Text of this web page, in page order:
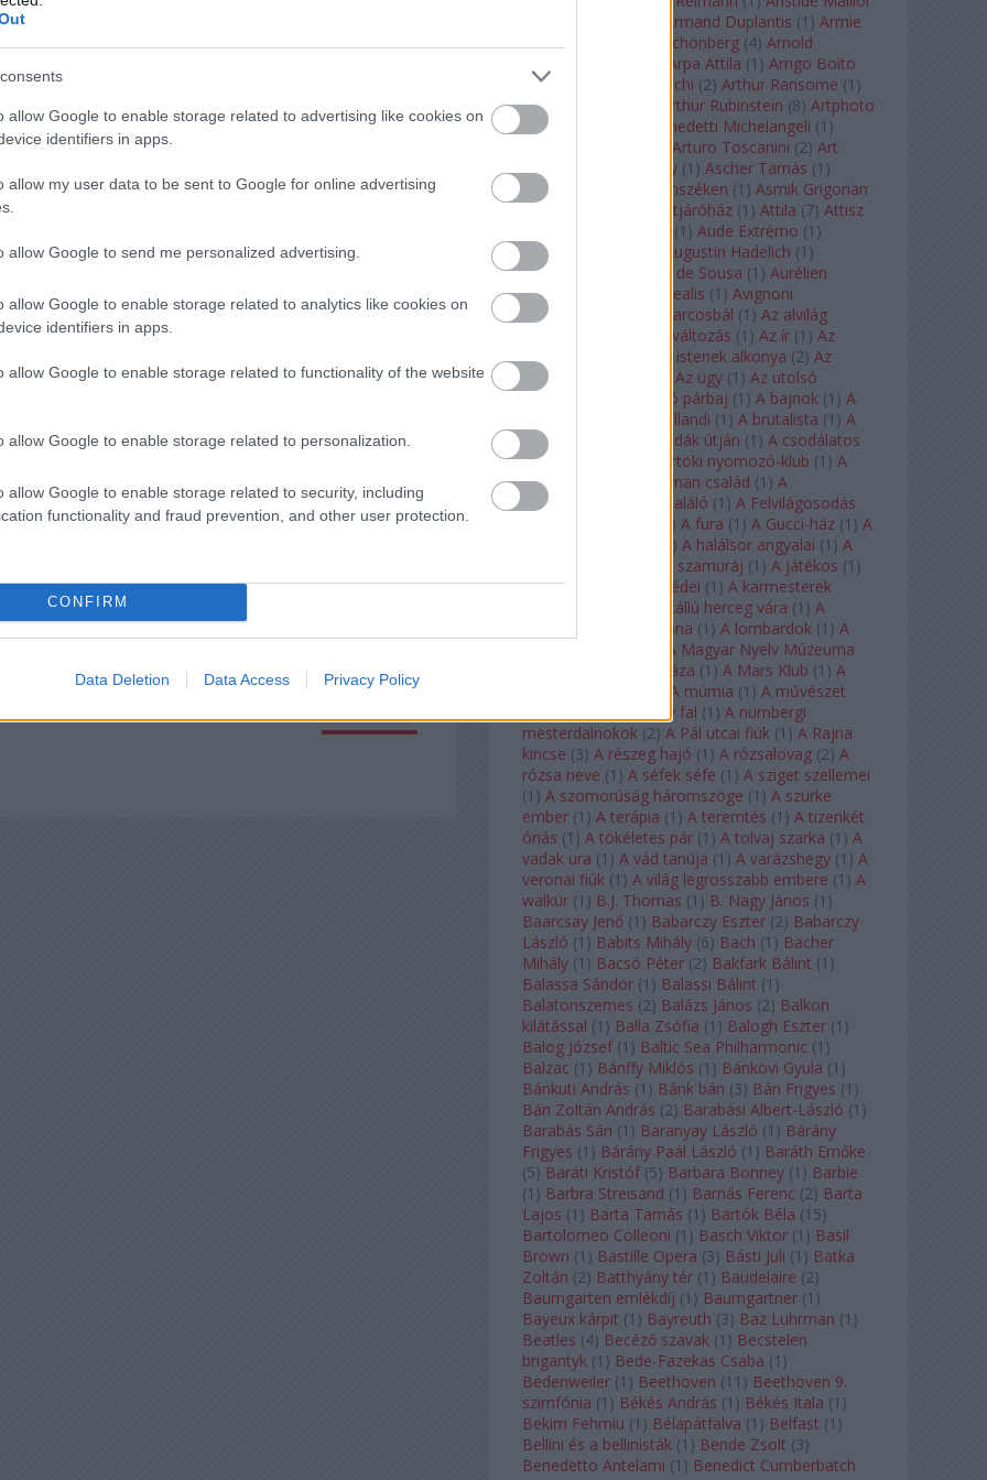
allow Google to enable storage related to advertising like cookies on
identifiers in apps.
allow my user data to be sent to Google for online advertising
allow Google to send me personalized advertising.
allow Google to enable storage related to analytics like cookies on
identifiers in apps.
allow Google to enable storage related to functionality of the website
allow Google to enable storage related to personalization.
allow Google to enable storage related to security, including
functionality and fraud prevention, and other user protection.
CONFIRM
Data Deletion Data Access Privacy Policy
CÍME:
trackback/id/13615269
tartalomnak minősülnek, értük a szolgáltatás technikai
esetén forduljon a blog szerkesztőjéhez. Részletek a
úgy 1986 körül az MTK pályán, azután
és kettő évvel ezelőtt Bécsben a
is. :D És nagy csibész is. :D
2018.01.31. 15:02:14
nappal korábbi, első idei koncerthez képest
rutin és begyakorolt elem ellenére sem
ahol egyetlen eltérő mozdulat sincs a
Armand Duplantis (1 ) Armie
Hammer
Arnold Schönberg (4) Arnold
Árpa Attila (1 ) Arrigo Boito
) Artemisia Gentileschi (2) Arthur Ransome (1 )
Arthur Rimbaud
Arthur Rubinstein (8) Artphoto
Galéria
Arturo Benedetti Michelangeli (1 )
Arturo Toscanini (2) Art
Garfunkel
Art Shay (1 ) Ascher Tamás (1 )
Ascher Tamás Háromszéken (1 ) Asmik Grigorian
(2) Átjáróház (1 ) Attila (7) Attisz
(1 ) Aude Extrémo (1 )
Audrey Hepburn
Augustin Hadelich (1 )
Aurelianus
Aurelia de Sousa (1 ) Aurélien
Pascal
Aurora borealis (1 ) Avignoni
szerelmesek
Az álarcosbál (1 ) Az alvilág
Az átváltozás (1 ) Az ír (1 ) Az
isenheimi oltár
Az istenek alkonya (2) Az
olvasás éjszakája
Az ügy (1 ) Az utolsó
mohikán
Az utolsó párbaj (1 ) A bajnok (1 ) A
A bolygó hollandi (1 ) A brutalista (1 ) A
Chorus Line
A csodák útján (1 ) A csodálatos
mandarin
A csütörtöki nyomozó-klub (1 ) A
doktor úr
A Fabelman család (1 ) A
félkegyelmű
A feltaláló (1 ) A Felvilágosodás
) A fura (1 ) A Gucci-ház (1 ) A
) A halálsor angyalai (1 ) A
A hét szamuráj (1 ) A játékos (1 )
A karmeliták párbeszédei (1 ) A karmesterek
A kékszakállú herceg vára (1 ) A
A korona (1 ) A lombardok (1 ) A
A Magyar Nyelv Múzeuma
A Magyar Zene Háza (1 ) A Mars Klub (1 ) A
A múmia (1 ) A művészet
A nagy fal (1 ) A nürnbergi
mesterdalnokok (2) A Pál utcai fiúk (1 ) A Rajna
kincse (3) A részeg hajó (1 ) A rózsalovag (2) A
rózsa neve (1 ) A séfek séfe (1 ) A sziget szellemei
(1 ) A szomorúság háromszöge (1 ) A szürke
ember (1 ) A terápia (1 ) A teremtés (1 ) A tizenkét
óriás (1 ) A tökéletes pár (1 ) A tolvaj szarka (1 ) A
vadak ura (1 ) A vád tanúja (1 ) A varázshegy (1 ) A
veronai fiúk (1 ) A világ legrosszabb embere (1 ) A
walkür (1 ) B.J. Thomas (1 ) B. Nagy János (1 )
Baarcsay Jenő (1 ) Babarczy Eszter (2) Babarczy
László (1 ) Babits Mihály (6) Bach (1 ) Bächer
Mihály (1 ) Bacsó Péter (2) Bakfark Bálint (1 )
Balassa Sándor (1 ) Balassi Bálint (1 )
Balatonszemes (2) Balázs János (2) Balkon
kilátással (1 ) Balla Zsófia (1 ) Balogh Eszter (1 )
Balog József (1 ) Baltic Sea Philharmonic (1 )
Balzac (1 ) Bánffy Miklós (1 ) Bánkövi Gyula (1 )
Bánkuti András (1 ) Bánk bán (3) Bán Frigyes (1 )
Bán Zoltán András (2) Barabási Albert-László (1 )
Barabás Sári (1 ) Baranyay László (1 ) Bárány
Frigyes (1 ) Bárány Paál László (1 ) Baráth Emőke
(5) Baráti Kristóf (5) Barbara Bonney (1 ) Barbie
(1 ) Barbra Streisand (1 ) Barnás Ferenc (2) Barta
Lajos (1 ) Barta Tamás (1 ) Bartók Béla (15)
Bartolomeo Colleoni (1 ) Basch Viktor (1 ) Basil
Brown (1 ) Bastille Opera (3) Básti Juli (1 ) Batka
Zoltán (2) Batthyány tér (1 ) Baudelaire (2)
Baumgarten emlékdíj (1 ) Baumgartner (1 )
Bayeux kárpit (1 ) Bayreuth (3) Baz Luhrman (1 )
Beatles (4) Becéző szavak (1 ) Becstelen
brigantyk (1 ) Bede-Fazekas Csaba (1 )
Bedenweiler (1 ) Beethoven (11 ) Beethoven 9.
szimfónia (1 ) Békés András (1 ) Békés Itala (1 )
Bekim Fehmiu (1 ) Bélapátfalva (1 ) Belfast (1 )
Bellini és a bellinisták (1 ) Bende Zsolt (3)
Benedetto Antelami (1 ) Benedict Cumberbatch